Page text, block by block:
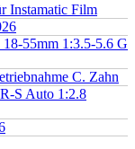
Instamatic Film
55mm 1:3.5-5.6 G
C. Zahn
S Auto 1:2.8